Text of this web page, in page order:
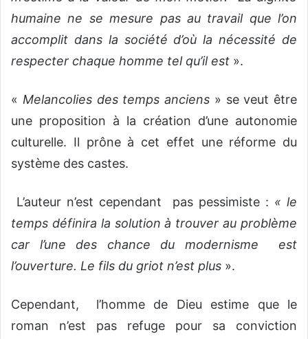
humaine ne se mesure pas au travail que l’on
accomplit dans la société d’où la nécessité de
respecter chaque homme tel qu’il est ».
« Melancolies des temps anciens » se veut être
une proposition à la création d’une autonomie
culturelle. Il prône à cet effet une réforme du
système des castes.
L’auteur n’est cependant pas pessimiste : « le
temps définira la solution à trouver au problème
car l’une des chance du modernisme est
l’ouverture. Le fils du griot n’est plus ».
Cependant, l’homme de Dieu estime que le
roman n’est pas refuge pour sa conviction